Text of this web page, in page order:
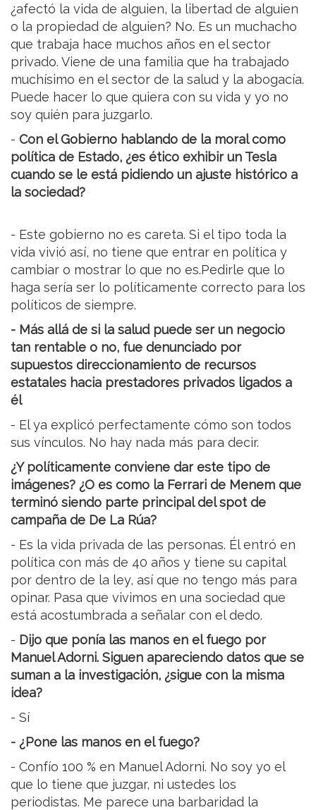
¿afectó la vida de alguien, la libertad de alguien
o la propiedad de alguien? No. Es un muchacho
que trabaja hace muchos años en el sector
privado. Viene de una familia que ha trabajado
muchísimo en el sector de la salud y la abogacía.
Puede hacer lo que quiera con su vida y yo no
soy quién para juzgarlo.
- Con el Gobierno hablando de la moral como
política de Estado, ¿es ético exhibir un Tesla
cuando se le está pidiendo un ajuste histórico a
la sociedad?
- Este gobierno no es careta. Si el tipo toda la
vida vivió así, no tiene que entrar en política y
cambiar o mostrar lo que no es.Pedirle que lo
haga sería ser lo políticamente correcto para los
políticos de siempre.
- Más allá de si la salud puede ser un negocio
tan rentable o no, fue denunciado por
supuestos direccionamiento de recursos
estatales hacia prestadores privados ligados a
él
- El ya explicó perfectamente cómo son todos
sus vínculos. No hay nada más para decir.
¿Y políticamente conviene dar este tipo de
imágenes? ¿O es como la Ferrari de Menem que
terminó siendo parte principal del spot de
campaña de De La Rúa?
- Es la vida privada de las personas. Él entró en
política con más de 40 años y tiene su capital
por dentro de la ley, así que no tengo más para
opinar. Pasa que vivimos en una sociedad que
está acostumbrada a señalar con el dedo.
- Dijo que ponía las manos en el fuego por
Manuel Adorni. Siguen apareciendo datos que se
suman a la investigación, ¿sigue con la misma
idea?
- Sí
- ¿Pone las manos en el fuego?
- Confío 100 % en Manuel Adorni. No soy yo el
que lo tiene que juzgar, ni ustedes los
periodistas. Me parece una barbaridad la